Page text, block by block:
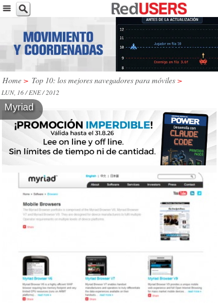
Home > Top 10: los mejores navegadores para móviles >
LUN, 16 / ENE / 2012
Myriad